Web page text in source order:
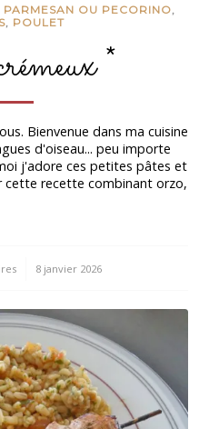
PARMESAN OU PECORINO,
, POULET
*
Bienvenue dans ma cuisine
d'oiseau... peu importe
j'adore ces petites pâtes et
cette recette combinant orzo,
8 janvier 2026